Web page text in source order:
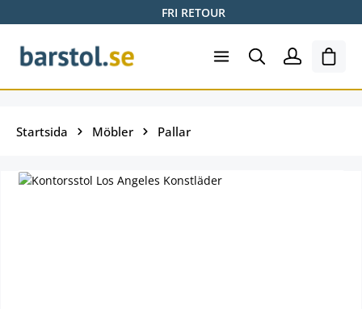
FRI RETOUR
Startsida Möbler Pallar